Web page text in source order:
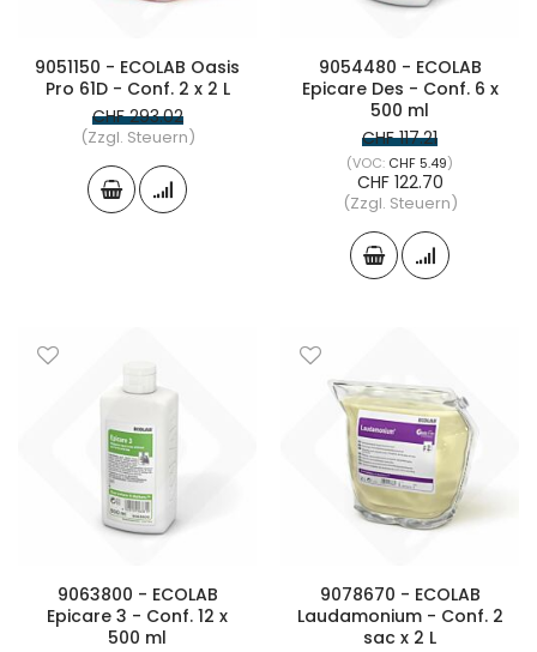
9051150 - ECOLAB Oasis
Pro 61D - Conf. 2 x 2 L
CHF 293.02
(Zzgl. Steuern)
9054480 - ECOLAB
Epicare Des - Conf. 6 x
500 ml
CHF 117.21
CHF 5.49
CHF 122.70
(Zzgl. Steuern)
9063800 - ECOLAB
Epicare 3 - Conf. 12 x
500 ml
9078670 - ECOLAB
Laudamonium - Conf. 2
sac x 2 L